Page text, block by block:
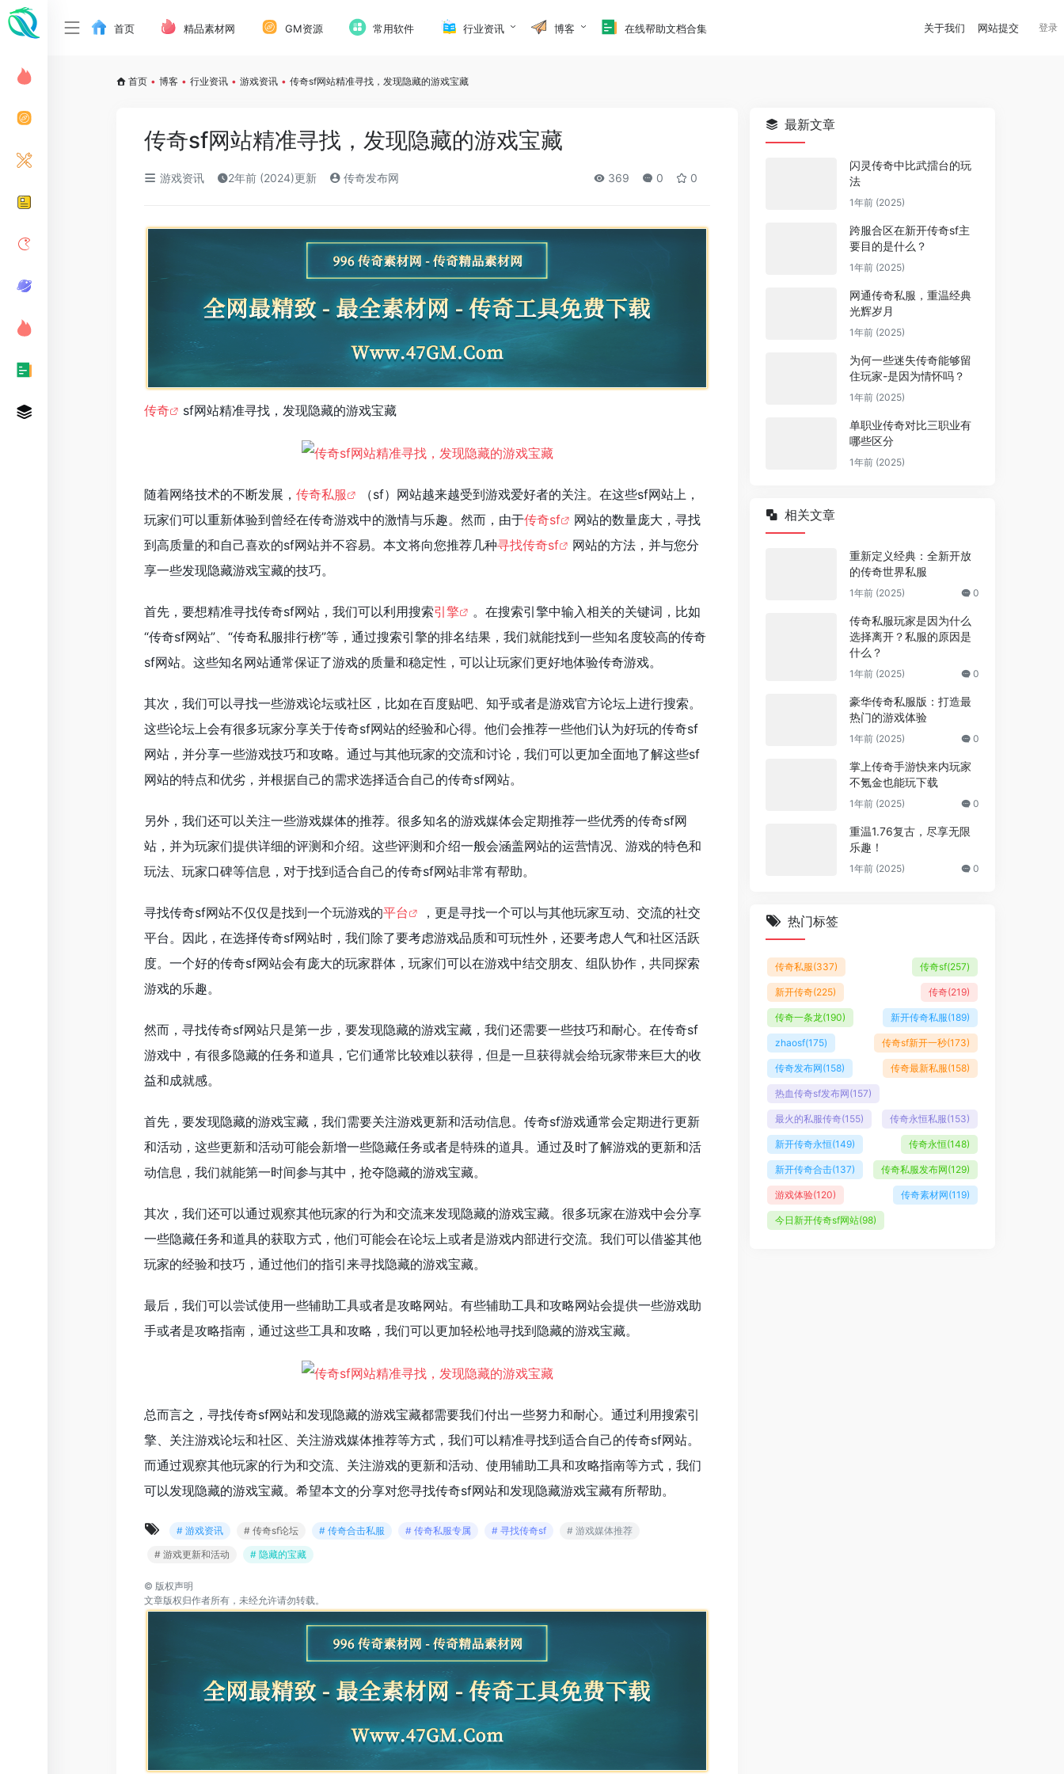
首页 精品素材网 GM资源 常用软件 行业资讯 博客 在线帮助文档合集 关于我们 网站提交 登录
首页 • 博客 • 行业资讯 • 游戏资讯 • 传奇sf网站精准寻找，发现隐藏的游戏宝藏
传奇sf网站精准寻找，发现隐藏的游戏宝藏
游戏资讯 2年前 (2024)更新 传奇发布网 369 0 0
传奇 sf网站精准寻找，发现隐藏的游戏宝藏
随着网络技术的不断发展， 传奇私服
（sf）网站越来越受到游戏爱好者的关注。在这些sf网站上，
玩家们可以重新体验到曾经在传奇游戏中的激情与乐趣。然而，由于传奇sf
网站的数量庞大，寻找
到高质量的和自己喜欢的sf网站并不容易。本文将向您推荐几种寻找传奇sf
网站的方法，并与您分
享一些发现隐藏游戏宝藏的技巧。
首先，要想精准寻找传奇sf网站，我们可以利用搜索引擎
。在搜索引擎中输入相关的关键词，比如
“传奇sf网站”、“传奇私服排行榜”等，通过搜索引擎的排名结果，我们就能找到一些知名度较高的传奇
sf网站。这些知名网站通常保证了游戏的质量和稳定性，可以让玩家们更好地体验传奇游戏。
其次，我们可以寻找一些游戏论坛或社区，比如在百度贴吧、知乎或者是游戏官方论坛上进行搜索。
这些论坛上会有很多玩家分享关于传奇sf网站的经验和心得。他们会推荐一些他们认为好玩的传奇sf
网站，并分享一些游戏技巧和攻略。通过与其他玩家的交流和讨论，我们可以更加全面地了解这些sf
网站的特点和优劣，并根据自己的需求选择适合自己的传奇sf网站。
另外，我们还可以关注一些游戏媒体的推荐。很多知名的游戏媒体会定期推荐一些优秀的传奇sf网
站，并为玩家们提供详细的评测和介绍。这些评测和介绍一般会涵盖网站的运营情况、游戏的特色和
玩法、玩家口碑等信息，对于找到适合自己的传奇sf网站非常有帮助。
寻找传奇sf网站不仅仅是找到一个玩游戏的平台
，更是寻找一个可以与其他玩家互动、交流的社交
平台。因此，在选择传奇sf网站时，我们除了要考虑游戏品质和可玩性外，还要考虑人气和社区活跃
度。一个好的传奇sf网站会有庞大的玩家群体，玩家们可以在游戏中结交朋友、组队协作，共同探索
游戏的乐趣。
然而，寻找传奇sf网站只是第一步，要发现隐藏的游戏宝藏，我们还需要一些技巧和耐心。在传奇sf
游戏中，有很多隐藏的任务和道具，它们通常比较难以获得，但是一旦获得就会给玩家带来巨大的收
益和成就感。
首先，要发现隐藏的游戏宝藏，我们需要关注游戏更新和活动信息。传奇sf游戏通常会定期进行更新
和活动，这些更新和活动可能会新增一些隐藏任务或者是特殊的道具。通过及时了解游戏的更新和活
动信息，我们就能第一时间参与其中，抢夺隐藏的游戏宝藏。
其次，我们还可以通过观察其他玩家的行为和交流来发现隐藏的游戏宝藏。很多玩家在游戏中会分享
一些隐藏任务和道具的获取方式，他们可能会在论坛上或者是游戏内部进行交流。我们可以借鉴其他
玩家的经验和技巧，通过他们的指引来寻找隐藏的游戏宝藏。
最后，我们可以尝试使用一些辅助工具或者是攻略网站。有些辅助工具和攻略网站会提供一些游戏助
手或者是攻略指南，通过这些工具和攻略，我们可以更加轻松地寻找到隐藏的游戏宝藏。
总而言之，寻找传奇sf网站和发现隐藏的游戏宝藏都需要我们付出一些努力和耐心。通过利用搜索引
擎、关注游戏论坛和社区、关注游戏媒体推荐等方式，我们可以精准寻找到适合自己的传奇sf网站。
而通过观察其他玩家的行为和交流、关注游戏的更新和活动、使用辅助工具和攻略指南等方式，我们
可以发现隐藏的游戏宝藏。希望本文的分享对您寻找传奇sf网站和发现隐藏游戏宝藏有所帮助。
# 游戏资讯 # 传奇sf论坛 # 传奇合击私服 # 传奇私服专属 # 寻找传奇sf
# 游戏媒体推荐
# 游戏更新和活动
# 隐藏的宝藏
© 版权声明
文章版权归作者所有，未经允许请勿转载。
最新文章
闪灵传奇中比武擂台的玩
法
1年前 (2025)
跨服合区在新开传奇sf主
要目的是什么？
1年前 (2025)
网通传奇私服，重温经典
光辉岁月
1年前 (2025)
为何一些迷失传奇能够留
住玩家-是因为情怀吗？
1年前 (2025)
单职业传奇对比三职业有
哪些区分
1年前 (2025)
相关文章
重新定义经典：全新开放
的传奇世界私服
1年前 (2025) 0
传奇私服玩家是因为什么
选择离开？私服的原因是
什么？
1年前 (2025) 0
豪华传奇私服版：打造最
热门的游戏体验
1年前 (2025) 0
掌上传奇手游快来内玩家
不氪金也能玩下载
1年前 (2025) 0
重温1.76复古，尽享无限
乐趣！
1年前 (2025) 0
热门标签
传奇私服(337) 传奇sf(257)
新开传奇(225) 传奇(219)
传奇一条龙(190) 新开传奇私服(189)
zhaosf(175) 传奇sf新开一秒(173)
传奇发布网(158) 传奇最新私服(158)
热血传奇sf发布网(157)
最火的私服传奇(155) 传奇永恒私服(153)
新开传奇永恒(149) 传奇永恒(148)
新开传奇合击(137) 传奇私服发布网(129)
游戏体验(120) 传奇素材网(119)
今日新开传奇sf网站(98)